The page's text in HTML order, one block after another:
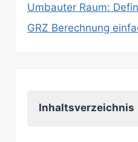
Umbauter Raum:
GRZ Berechnung
Inhaltsverzeichnis